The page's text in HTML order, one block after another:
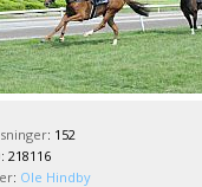
: 152
: 218116
: Ole Hindby